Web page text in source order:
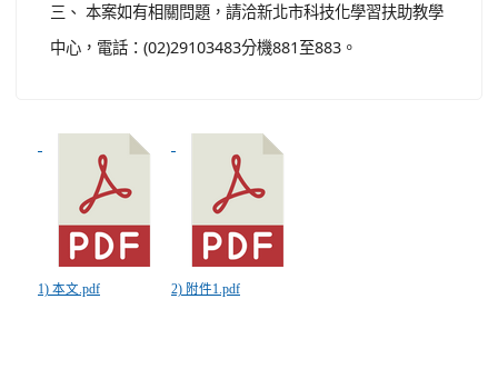
三、 本案如有相關問題，請洽新北市科技化學習扶助教學
中心，電話：(02)29103483分機881至883。
1) 本文.pdf 2) 附件1.pdf